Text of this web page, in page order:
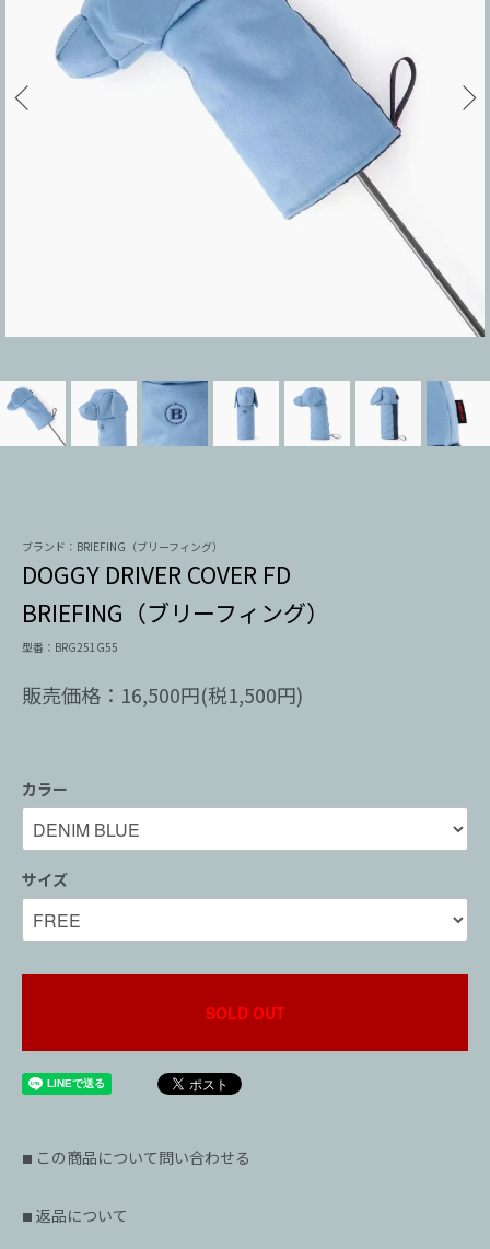
ブランド：BRIEFING（ブリーフィング）
DOGGY DRIVER COVER FD
BRIEFING（ブリーフィング）
型番：BRG251G55
販売価格：16,500円(税1,500円)
カラー
サイズ
SOLD OUT
■ この商品について問い合わせる
■ 返品について